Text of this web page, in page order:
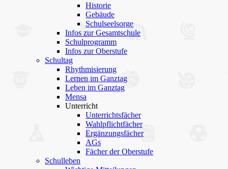
Historie
Gebäude
Schulseelsorge
Infos zur Gesamtschule
Schulprogramm
Infos zur Oberstufe
Schultag
Rhythmisierung
Lernen im Ganztag
Leben im Ganztag
Mensa
Unterricht
Unterrichtsfächer
Wahlpflichtfächer
Ergänzungsfächer
AGs
Fächer der Oberstufe
Schulleben